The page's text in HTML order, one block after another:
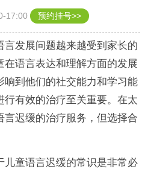
17:00 预约挂号>>
言发展问题越来越受到家长的
在语言表达和理解方面的发展
响到他们的社交能力和学习能
行有效的治疗至关重要。在太
言迟缓的治疗服务，但选择合
儿童语言迟缓的常识是非常必